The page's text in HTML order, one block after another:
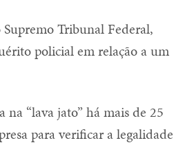
Tribunal Federal,
policial em relação a um
“lava jato” há mais de 25
para verificar a legalidade